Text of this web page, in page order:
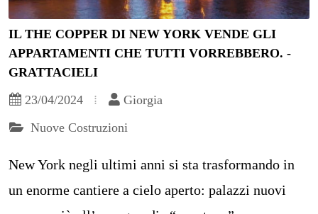
IL THE COPPER DI NEW YORK VENDE GLI
APPARTAMENTI CHE TUTTI VORREBBERO. -
GRATTACIELI
23/04/2024
Giorgia
Nuove Costruzioni
New York negli ultimi anni si sta trasformando in
un enorme cantiere a cielo aperto: palazzi nuovi